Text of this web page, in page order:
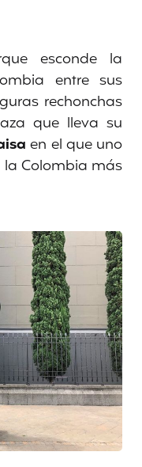
esconde la
entre sus
rechonchas
que lleva su
en el que uno
la Colombia más